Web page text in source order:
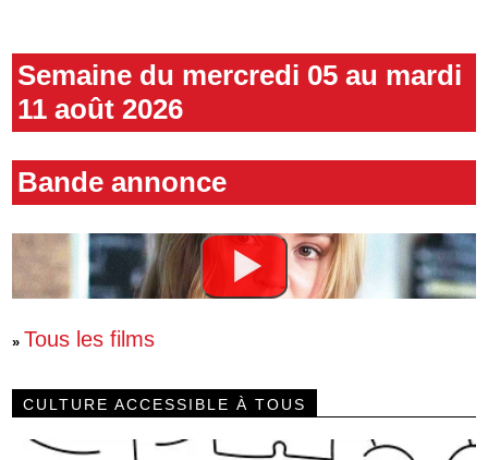
Semaine du mercredi 05 au mardi
11 août 2026
Bande annonce
» Tous les films
CULTURE ACCESSIBLE À TOUS